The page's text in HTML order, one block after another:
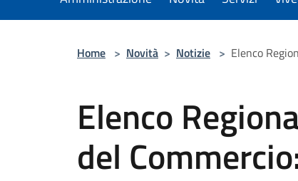
Home > Novità > Notizie > Elenco
Elenco
del